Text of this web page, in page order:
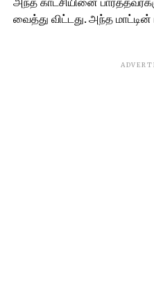
வைத்து விட்டது. அந்த